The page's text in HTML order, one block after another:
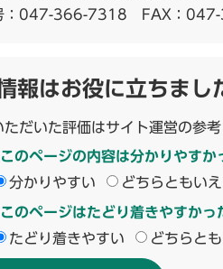
047-366-7318 FAX：
報はお役に立ちまし
ただいた評価はサイト運営の参考
のページの内容は分かりやすか
分かりやすい どちらともい
のページはたどり着きやすかっ
たどり着きやすい どちらと